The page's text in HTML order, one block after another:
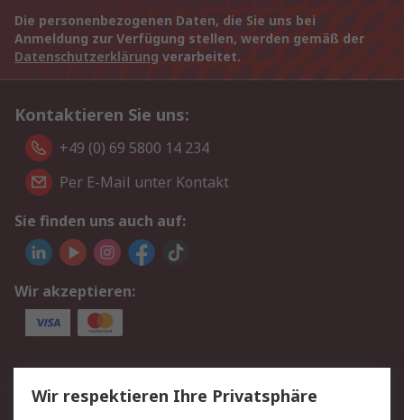
Die personenbezogenen Daten, die Sie uns bei
Anmeldung zur Verfügung stellen, werden gemäß der
Datenschutzerklärung verarbeitet.
Kontaktieren Sie uns:
+49 (0) 69 5800 14 234
Per E-Mail unter Kontakt
Sie finden uns auch auf:
Wir akzeptieren:
Service
Value Added Services
Lieferlösungen
Wir respektieren Ihre Privatsphäre